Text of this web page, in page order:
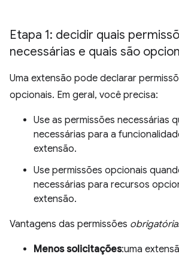
Etapa 1: decidir quais
necessárias e quais são
Uma extensão pode declarar
opcionais. Em geral, você precisa:
Use as permissões necessárias
necessárias para a
extensão.
Use permissões opcionais
necessárias para recursos
extensão.
Vantagens das permissões
Menos solicitações:uma